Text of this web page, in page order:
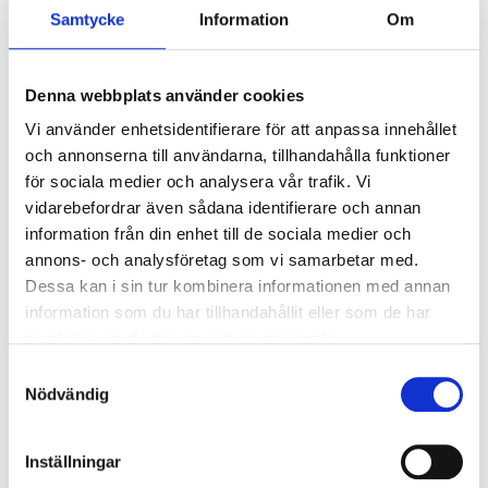
Samtycke Information Om
Denna webbplats använder cookies
Vi använder enhetsidentifierare för att anpassa innehållet
och annonserna till användarna, tillhandahålla funktioner
för sociala medier och analysera vår trafik. Vi
vidarebefordrar även sådana identifierare och annan
information från din enhet till de sociala medier och
annons- och analysföretag som vi samarbetar med.
Dessa kan i sin tur kombinera informationen med annan
information som du har tillhandahållit eller som de har
Nödvändig
Inställningar
Ljusstyrning
Ljusstyrning:
Korridorfunktion (10%
Sensor:
Mikrovågssensor (trådlös
slav)
Nödljus
Nödljus: Nej
Anslutning
enkla införingshål i vardera gavel. Överkopplingsplint
5x2x2,5mm² i armaturens centrum med 3-fas